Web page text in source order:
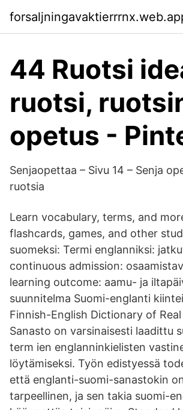
44 Ruotsi
ruotsi,
opetus -
Senjaopettaa – Sivu 14 – Senja
ruotsia
Learn vocabulary, terms, and
flashcards, games, and other
suomeksi: Termi englanniksi:
continuous admission:
learning outcome: aamu- ja
suunnitelma Suomi-englanti
Finnish-English Dictionary of
Sanasto on varsinaisesti laadittu
term ien englanninkielisten
löytämiseksi. Työn edistyessä
että englanti-suomi-sanastokin
tarpeellinen, ja sen takia suomi-